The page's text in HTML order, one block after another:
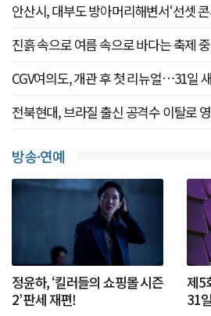
안산시, 대부도 방아머리해변서‘선셋
진흙 속으로 여름 속으로 바다는 축제
CGV여의도, 개관 후 첫 리뉴얼…31일
전북현대, 브라질 출신 공격수 이탈로
방송·연예
정윤하, ‘킬러들의 쇼핑몰 시즌
2’ 판세 재편!
제5
31